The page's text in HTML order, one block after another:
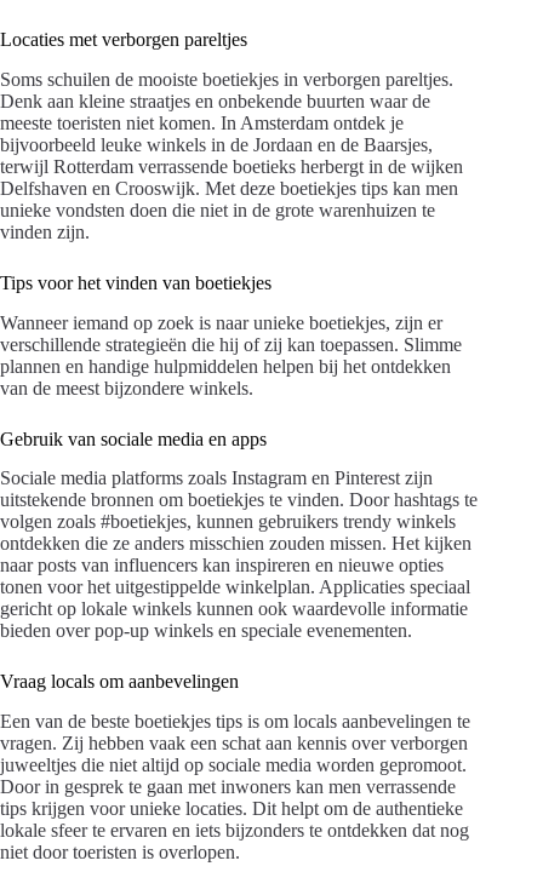
Locaties met verborgen pareltjes
Soms schuilen de mooiste boetiekjes in verborgen pareltjes.
Denk aan kleine straatjes en onbekende buurten waar de
meeste toeristen niet komen. In Amsterdam ontdek je
bijvoorbeeld leuke winkels in de Jordaan en de Baarsjes,
terwijl Rotterdam verrassende boetieks herbergt in de wijken
Delfshaven en Crooswijk. Met deze boetiekjes tips kan men
unieke vondsten doen die niet in de grote warenhuizen te
vinden zijn.
Tips voor het vinden van boetiekjes
Wanneer iemand op zoek is naar unieke boetiekjes, zijn er
verschillende strategieën die hij of zij kan toepassen. Slimme
plannen en handige hulpmiddelen helpen bij het ontdekken
van de meest bijzondere winkels.
Gebruik van sociale media en apps
Sociale media platforms zoals Instagram en Pinterest zijn
uitstekende bronnen om boetiekjes te vinden. Door hashtags te
volgen zoals #boetiekjes, kunnen gebruikers trendy winkels
ontdekken die ze anders misschien zouden missen. Het kijken
naar posts van influencers kan inspireren en nieuwe opties
tonen voor het uitgestippelde winkelplan. Applicaties speciaal
gericht op lokale winkels kunnen ook waardevolle informatie
bieden over pop-up winkels en speciale evenementen.
Vraag locals om aanbevelingen
Een van de beste boetiekjes tips is om locals aanbevelingen te
vragen. Zij hebben vaak een schat aan kennis over verborgen
juweeltjes die niet altijd op sociale media worden gepromoot.
Door in gesprek te gaan met inwoners kan men verrassende
tips krijgen voor unieke locaties. Dit helpt om de authentieke
lokale sfeer te ervaren en iets bijzonders te ontdekken dat nog
niet door toeristen is overlopen.